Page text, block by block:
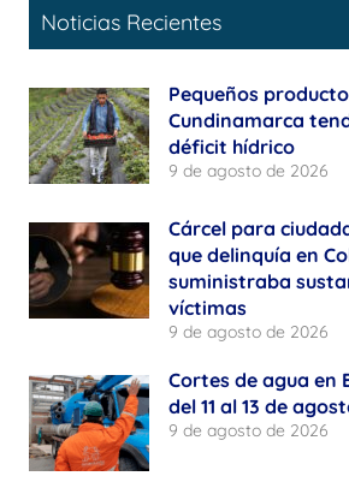
Noticias Recientes
Pequeños
Cundinamarca
déficit hídrico
9 de agosto de 2026
Cárcel para
que delinquía en
suministraba
víctimas
9 de agosto de 2026
Cortes de agua en
del 11 al 13 de
9 de agosto de 2026